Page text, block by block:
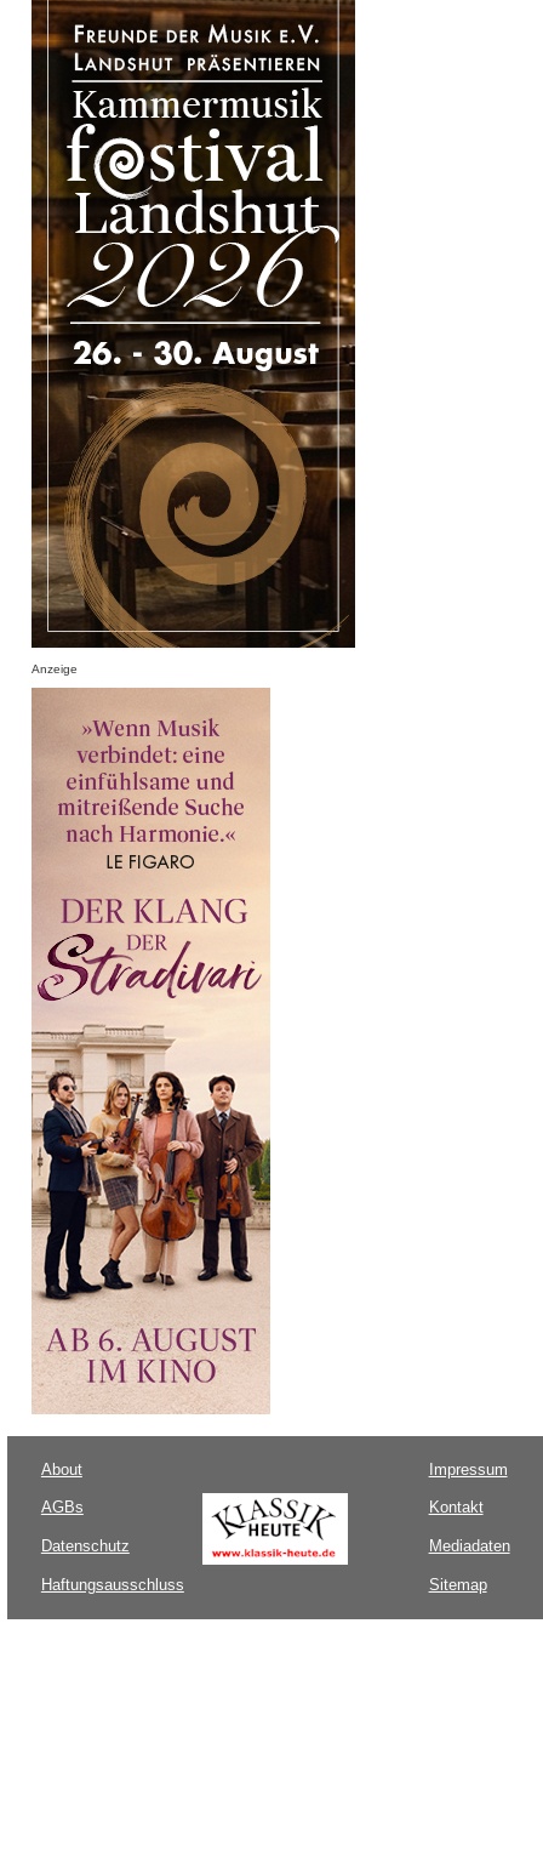
Anzeige
About
AGBs
Datenschutz
Haftungsausschluss
Impressum
Kontakt
Mediadaten
Sitemap